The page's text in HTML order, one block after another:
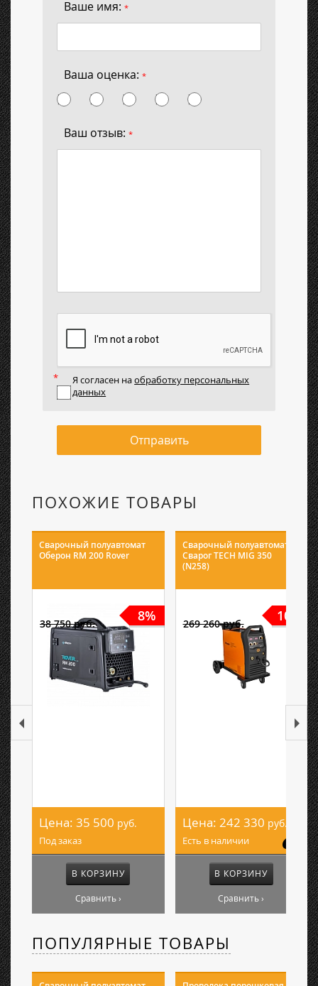
Ваше имя: *
Ваша оценка: *
Ваш отзыв: *
Я согласен наобработку персональных
данных
Отправить
ПОХОЖИЕ ТОВАРЫ
Сварочный полуавтомат
Оберон RM 200 Rover
8%
38 750 руб.
Цена: 35 500 руб.
Под заказ
В КОРЗИНУ
Сравнить ›
Сварочный полуавтомат
Сварог TECH MIG 350
(N258)
10%
269 260 руб.
Цена: 242 330 руб.
Есть в наличии
В КОРЗИНУ
Сравнить ›
ПОПУЛЯРНЫЕ ТОВАРЫ